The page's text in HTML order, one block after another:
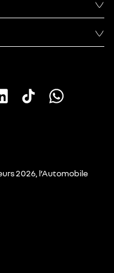
2026, l’Automobile